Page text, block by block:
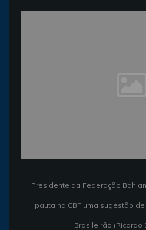
Presidente da Federação
pauta na CBF uma sugestão
Brasileirão (Ricardo